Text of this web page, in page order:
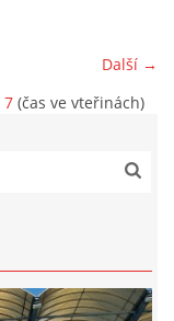
Další →
7 (čas ve vteřinách)